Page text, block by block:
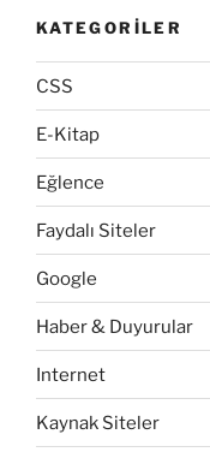
KATEGORILER
CSS
E-Kitap
Eğlence
Faydalı Siteler
Google
Haber & Duyurular
Internet
Kaynak Siteler